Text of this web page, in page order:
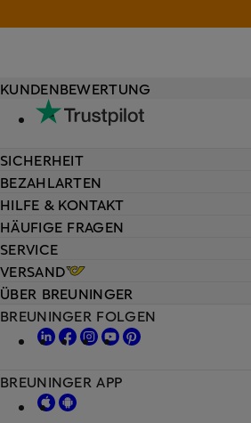
HILFE & KONTAKT
HÄUFIGE FRAGEN
SERVICE
VERSAND
KUNDENBEWERTUNG
SICHERHEIT
BEZAHLARTEN
ÜBER BREUNINGER
BREUNINGER FOLGEN
BREUNINGER APP